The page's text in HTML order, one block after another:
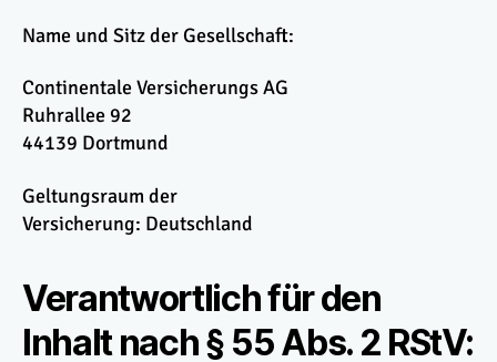
Name und Sitz der Gesellschaft:
Continentale Versicherungs AG
Ruhrallee 92
44139 Dortmund
Geltungsraum der
Versicherung: Deutschland
Verantwortlich für den
Inhalt nach § 55 Abs. 2 RStV: